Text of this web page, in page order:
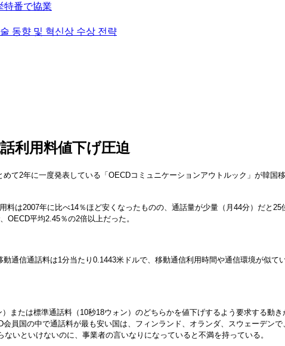
特番で協業
동향 및 혁신상 수상 전략
利用料値下げ圧迫
て2年に一度発表している「OECDコミュニケーションアウトルック」が韓
は2007年に比べ14％ほど安くなったものの、通話量が少量（月44分）だと
OECD平均2.45％の2倍以上だった。
通信通話料は1分当たり0.1443米ドルで、移動通信利用時間や通信環境が似
または標準通話料（10秒18ウォン）のどちらかを値下げするよう要求する動
員国の中で通話料が最も安い国は、フィンランド、オランダ、スウェーデン
いといけないのに、事業者の言いなりになっていると不満を持っている。